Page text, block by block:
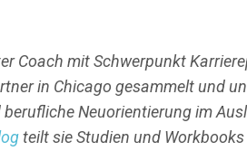
Coach mit Schwerpunkt
in Chicago gesammelt und
Neuorientierung im
teilt sie Studien und